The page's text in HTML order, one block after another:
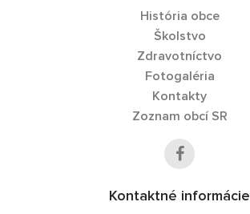
História obce
Školstvo
Zdravotníctvo
Fotogaléria
Kontakty
Zoznam obcí SR
Kontaktné informácie